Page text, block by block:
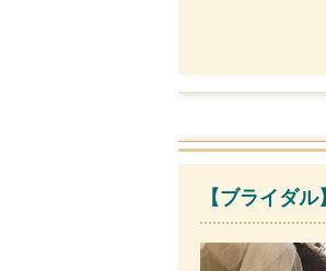
【ブライダ